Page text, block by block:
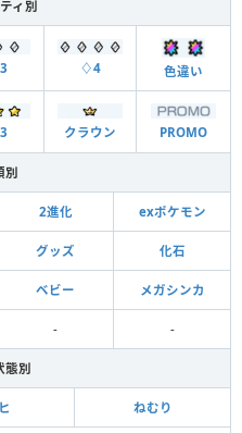
ィ別
♢4 色違い
クラウン PROMO
別
2進化 exポケモン
グッズ 化石
ベビー メガシンカ
- -
態別
ねむり